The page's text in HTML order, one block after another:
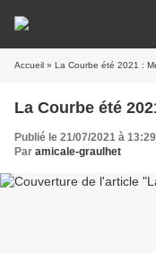
Accueil » La Courbe été 2021 :
La Courbe été
Publié le 21/07/2021 à 13:29
Par amicale-graulhet